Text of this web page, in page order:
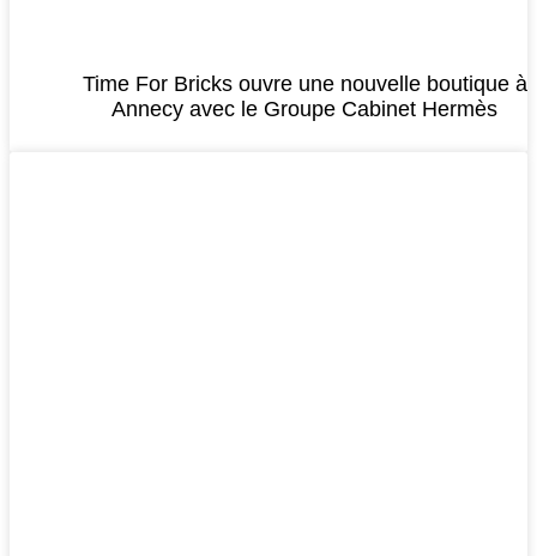
Time For Bricks ouvre une nouvelle boutique à
Annecy avec le Groupe Cabinet Hermès